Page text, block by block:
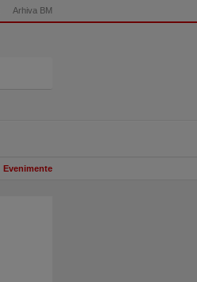
Arhiva BM
Evenimente